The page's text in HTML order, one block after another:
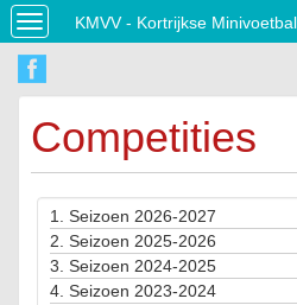
Toggle
navigation
KMVV - Kortrijkse
Competities
1. Seizoen 2026-2027
2. Seizoen 2025-2026
3. Seizoen 2024-2025
4. Seizoen 2023-2024